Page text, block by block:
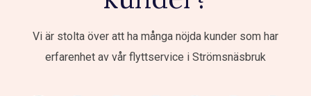
Vi är stolta över att ha många nöjda kunder som har
erfarenhet av vår flyttservice i Strömsnäsbruk